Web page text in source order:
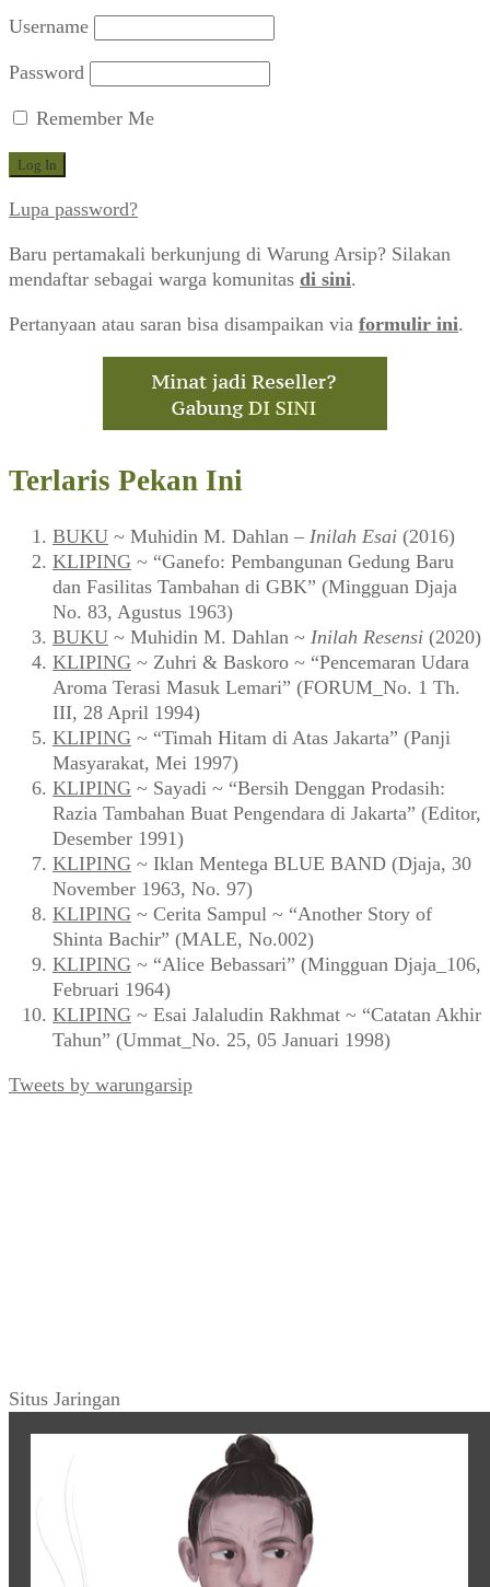
Username
Password
Remember Me
Lupa password?
Baru pertamakali berkunjung di Warung Arsip? Silakan
mendaftar sebagai warga komunitas di sini.
Pertanyaan atau saran bisa disampaikan via formulir ini.
Terlaris Pekan Ini
BUKU ~ Muhidin M. Dahlan – Inilah Esai (2016)
KLIPING ~ “Ganefo: Pembangunan Gedung Baru
dan Fasilitas Tambahan di GBK” (Mingguan Djaja
No. 83, Agustus 1963)
BUKU ~ Muhidin M. Dahlan ~ Inilah Resensi (2020)
KLIPING ~ Zuhri & Baskoro ~ “Pencemaran Udara
Aroma Terasi Masuk Lemari” (FORUM_No. 1 Th.
III, 28 April 1994)
KLIPING ~ “Timah Hitam di Atas Jakarta” (Panji
Masyarakat, Mei 1997)
KLIPING ~ Sayadi ~ “Bersih Denggan Prodasih:
Razia Tambahan Buat Pengendara di Jakarta” (Editor,
Desember 1991)
KLIPING ~ Iklan Mentega BLUE BAND (Djaja, 30
November 1963, No. 97)
KLIPING ~ Cerita Sampul ~ “Another Story of
Shinta Bachir” (MALE, No.002)
KLIPING ~ “Alice Bebassari” (Mingguan Djaja_106,
Februari 1964)
KLIPING ~ Esai Jalaludin Rakhmat ~ “Catatan Akhir
Tahun” (Ummat_No. 25, 05 Januari 1998)
Tweets by warungarsip
Situs Jaringan